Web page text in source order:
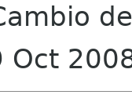
Oct